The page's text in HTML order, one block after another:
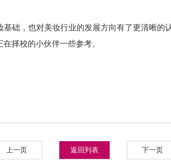
础，也对美妆行业的发展方向有了更清晰的
择校的小伙伴一些参考。
上一页 返回列表 下一页